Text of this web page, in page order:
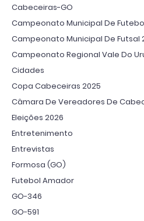
Cabeceiras-GO
Campeonato Municipal De
Campeonato Municipal De Futsal
Campeonato Regional Vale Do
Cidades
Copa Cabeceiras 2025
Câmara De Vereadores De
Eleições 2026
Entretenimento
Entrevistas
Formosa (GO)
Futebol Amador
GO-346
GO-591